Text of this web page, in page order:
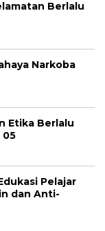
Berlalu
Narkoba
Etika Berlalu
05
Pelajar
dan Anti-